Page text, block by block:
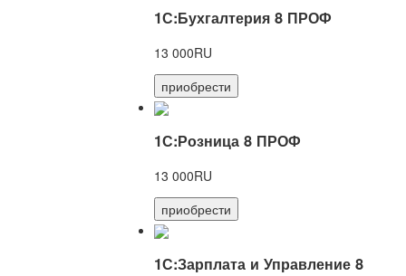
1С:Бухгалтерия 8 ПРОФ
13 000RU
приобрести
1С:Розница 8 ПРОФ
13 000RU
приобрести
1С:Зарплата и Управление 8